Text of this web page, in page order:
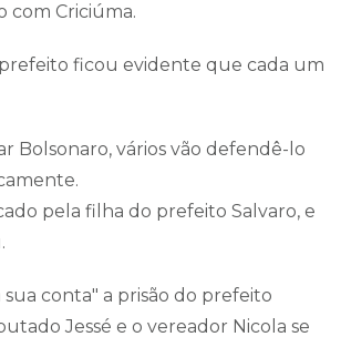
com Criciúma.
ficou evidente que cada um
Bolsonaro, vários vão defendê-lo
pela filha do prefeito Salvaro, e
sua conta" a prisão do prefeito
Jessé e o vereador Nicola se